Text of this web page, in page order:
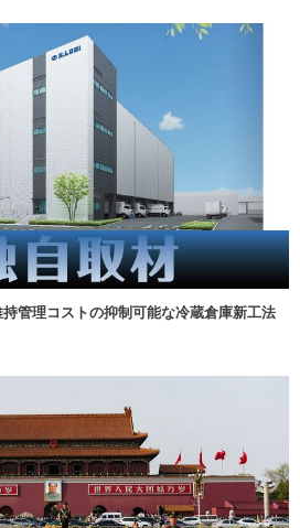
持管理コストの抑制可能な冷蔵倉庫新工法